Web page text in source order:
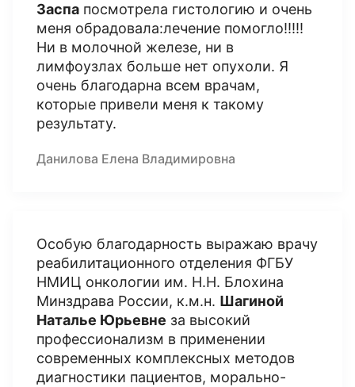
Заспа посмотрела гистологию и очень
меня обрадовала:лечение помогло!!!!!
Ни в молочной железе, ни в
лимфоузлах больше нет опухоли. Я
очень благодарна всем врачам,
которые привели меня к такому
результату.
Данилова Елена Владимировна
Особую благодарность выражаю врачу
реабилитационного отделения ФГБУ
НМИЦ онкологии им. Н.Н. Блохина
Минздрава России, к.м.н. Шагиной
Наталье Юрьевне за высокий
профессионализм в применении
современных комплексных методов
диагностики пациентов, морально-